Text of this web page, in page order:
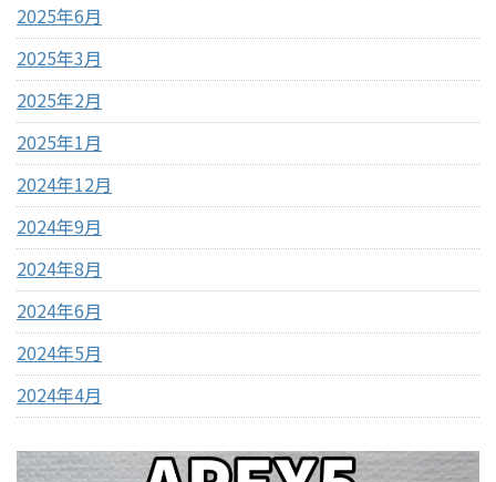
2025年6月
2025年3月
2025年2月
2025年1月
2024年12月
2024年9月
2024年8月
2024年6月
2024年5月
2024年4月